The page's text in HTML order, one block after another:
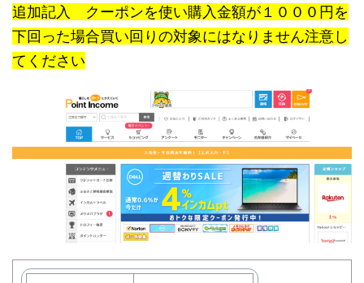
追加記入 クーポンを使い購入金額が１０００円を
下回った場合買い回りの対象にはなりません注意し
てください